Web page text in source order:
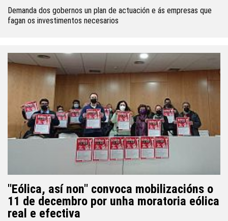
Demanda dos gobernos un plan de actuación e ás empresas que
fagan os investimentos necesarios
"Eólica, así non" convoca mobilizacións o
11 de decembro por unha moratoria eólica
real e efectiva